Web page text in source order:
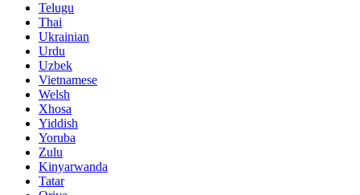
Telugu
Thai
Ukrainian
Urdu
Uzbek
Vietnamese
Welsh
Xhosa
Yiddish
Yoruba
Zulu
Kinyarwanda
Tatar